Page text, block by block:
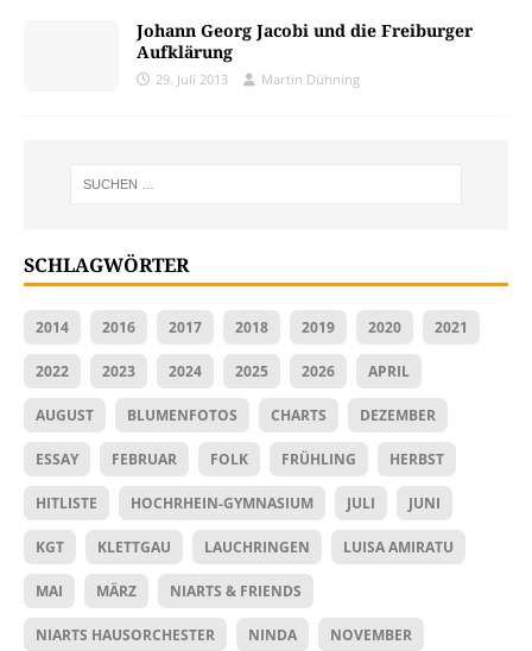
Johann Georg Jacobi und die Freiburger
Aufklärung
29. Juli 2013 Martin Dühning
SCHLAGWÖRTER
2014 2016 2017 2018 2019 2020 2021
2022 2023 2024 2025 2026 APRIL
AUGUST BLUMENFOTOS CHARTS DEZEMBER
ESSAY FEBRUAR FOLK FRÜHLING HERBST
HITLISTE HOCHRHEIN-GYMNASIUM JULI JUNI
KGT KLETTGAU LAUCHRINGEN LUISA AMIRATU
MAI MÄRZ NIARTS & FRIENDS
NIARTS HAUSORCHESTER NINDA NOVEMBER